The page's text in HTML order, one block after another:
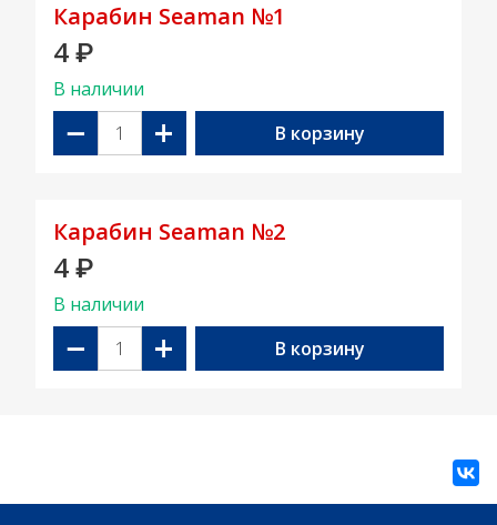
Карабин Seaman №1
4 ₽
В наличии
− + В корзину
Карабин Seaman №2
4 ₽
В наличии
− + В корзину